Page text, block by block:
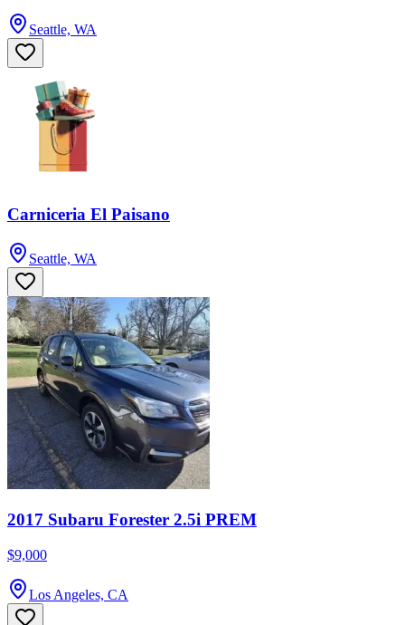
Seattle, WA
Carniceria El Paisano
Seattle, WA
2017 Subaru Forester 2.5i PREM
$9,000
Los Angeles, CA